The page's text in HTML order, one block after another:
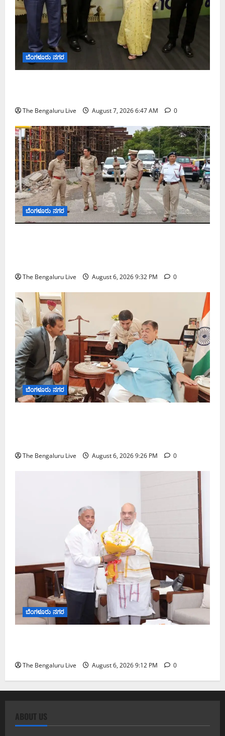
ಬೆಂಗಳೂರು ನಗರ
The Bengaluru Live August 7, 2026 6:47 AM 0
ಬೆಂಗಳೂರು ನಗರ
The Bengaluru Live August 6, 2026 9:32 PM 0
ಬೆಂಗಳೂರು ನಗರ
The Bengaluru Live August 6, 2026 9:26 PM 0
ಬೆಂಗಳೂರು ನಗರ
The Bengaluru Live August 6, 2026 9:12 PM 0
ABOUT US